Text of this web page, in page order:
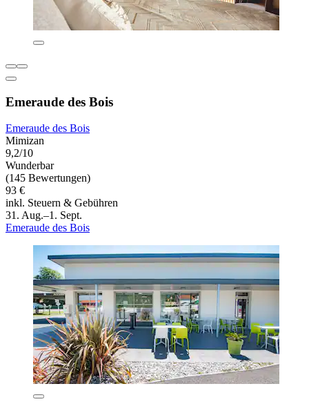
Emeraude des Bois
Emeraude des Bois
Mimizan
9,2/10
Wunderbar
(145 Bewertungen)
93 €
inkl. Steuern & Gebühren
31. Aug.–1. Sept.
Emeraude des Bois